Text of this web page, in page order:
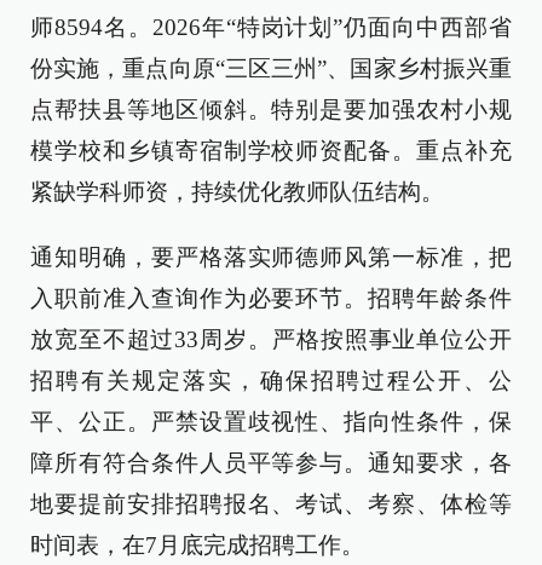
师8594名。2026年“特岗计划”仍面向中西部省
份实施，重点向原“三区三州”、国家乡村振兴重
点帮扶县等地区倾斜。特别是要加强农村小规
模学校和乡镇寄宿制学校师资配备。重点补充
紧缺学科师资，持续优化教师队伍结构。
通知明确，要严格落实师德师风第一标准，把
入职前准入查询作为必要环节。招聘年龄条件
放宽至不超过33周岁。严格按照事业单位公开
招聘有关规定落实，确保招聘过程公开、公
平、公正。严禁设置歧视性、指向性条件，保
障所有符合条件人员平等参与。通知要求，各
地要提前安排招聘报名、考试、考察、体检等
时间表，在7月底完成招聘工作。